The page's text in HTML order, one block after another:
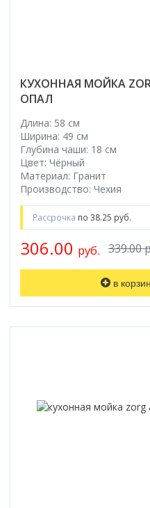
КУХОННАЯ МОЙКА
ОПАЛ
Длина: 58 см
Ширина: 49 см
Глубина чаши: 18 см
Цвет: Чёрный
Материал: Гранит
Производство: Чехия
Рассрочка по 38.25 руб.
339.00
306.00 руб.
в